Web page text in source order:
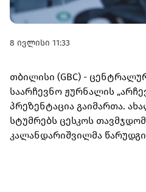
8 ივლისი 11:33
თბილისი (GBC) -
საარჩევნო ჟურნალის
პრეზენტაცია გაიმართა.
სტუმრებს ცესკოს
კალანდარიშვილმა